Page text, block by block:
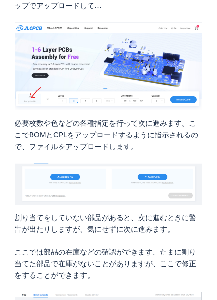
ップでアップロードして…
必要枚数や色などの各種指定を行って次に進みます。こ
こでBOMとCPLをアップロードするように指示されるの
で、ファイルをアップロードします。
割り当てをしていない部品があると、次に進むときに警
告が出たりしますが、気にせずに次に進みます。
ここでは部品の在庫などの確認ができます。たまに割り
当てた部品で在庫がないことがありますが、ここで修正
をすることができます。